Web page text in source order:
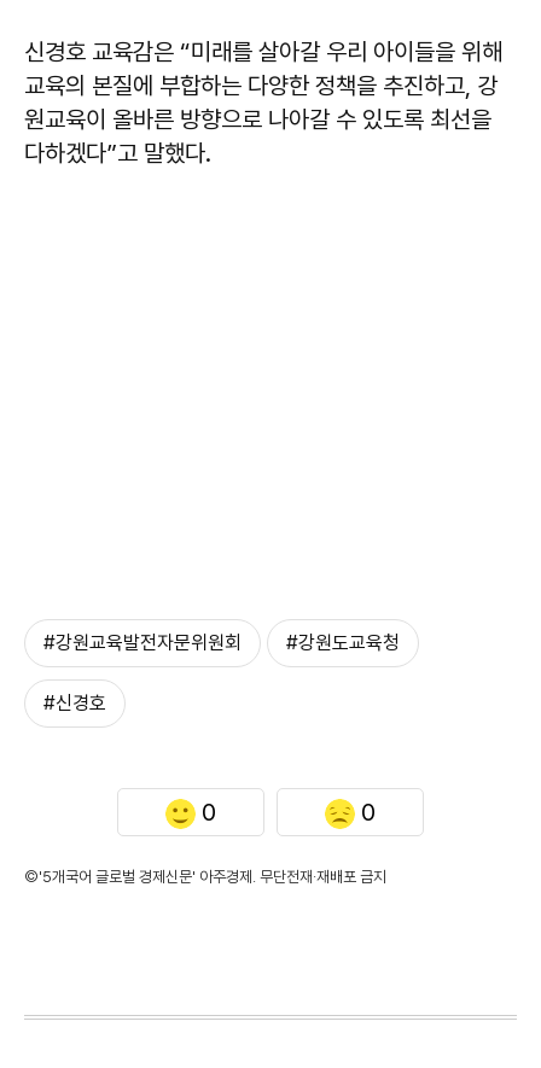
신경호 교육감은 “미래를 살아갈 우리 아이들을 위해
교육의 본질에 부합하는 다양한 정책을 추진하고, 강
원교육이 올바른 방향으로 나아갈 수 있도록 최선을
다하겠다”고 말했다.
#강원교육발전자문위원회 #강원도교육청
#신경호
0 0
©'5개국어 글로벌 경제신문' 아주경제. 무단전재·재배포 금지